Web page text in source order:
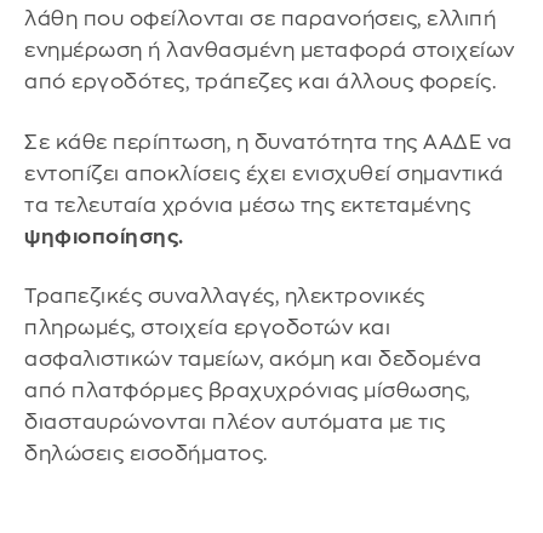
λάθη που οφείλονται σε παρανοήσεις, ελλιπή
ενημέρωση ή λανθασμένη μεταφορά στοιχείων
από εργοδότες, τράπεζες και άλλους φορείς.
Σε κάθε περίπτωση, η δυνατότητα της ΑΑΔΕ να
εντοπίζει αποκλίσεις έχει ενισχυθεί σημαντικά
τα τελευταία χρόνια μέσω της εκτεταμένης
ψηφιοποίησης.
Τραπεζικές συναλλαγές, ηλεκτρονικές
πληρωμές, στοιχεία εργοδοτών και
ασφαλιστικών ταμείων, ακόμη και δεδομένα
από πλατφόρμες βραχυχρόνιας μίσθωσης,
διασταυρώνονται πλέον αυτόματα με τις
δηλώσεις εισοδήματος.